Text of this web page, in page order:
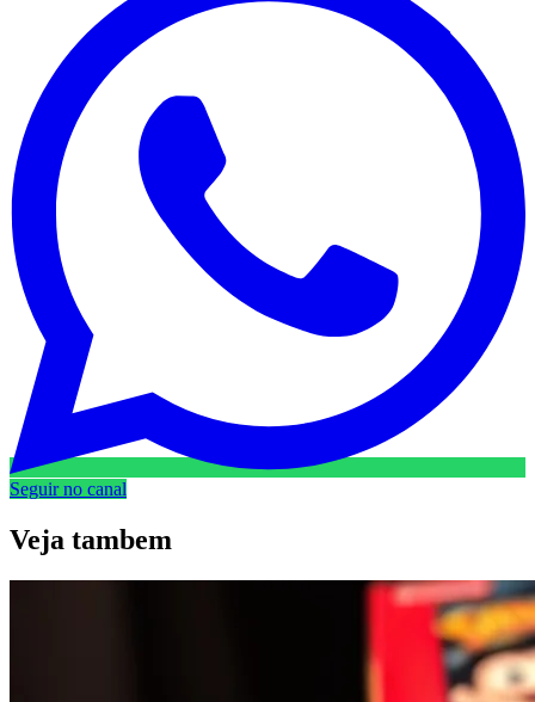
Seguir no canal
Veja tambem